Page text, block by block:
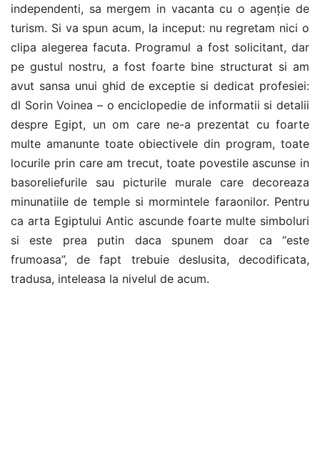
independenti, sa mergem in vacanta cu o agenție de
turism. Si va spun acum, la inceput: nu regretam nici o
clipa alegerea facuta. Programul a fost solicitant, dar
pe gustul nostru, a fost foarte bine structurat si am
avut sansa unui ghid de exceptie si dedicat profesiei:
dl Sorin Voinea – o enciclopedie de informatii si detalii
despre Egipt, un om care ne-a prezentat cu foarte
multe amanunte toate obiectivele din program, toate
locurile prin care am trecut, toate povestile ascunse in
basoreliefurile sau picturile murale care decoreaza
minunatiile de temple si mormintele faraonilor. Pentru
ca arta Egiptului Antic ascunde foarte multe simboluri
si este prea putin daca spunem doar ca “este
frumoasa”, de fapt trebuie deslusita, decodificata,
tradusa, inteleasa la nivelul de acum.